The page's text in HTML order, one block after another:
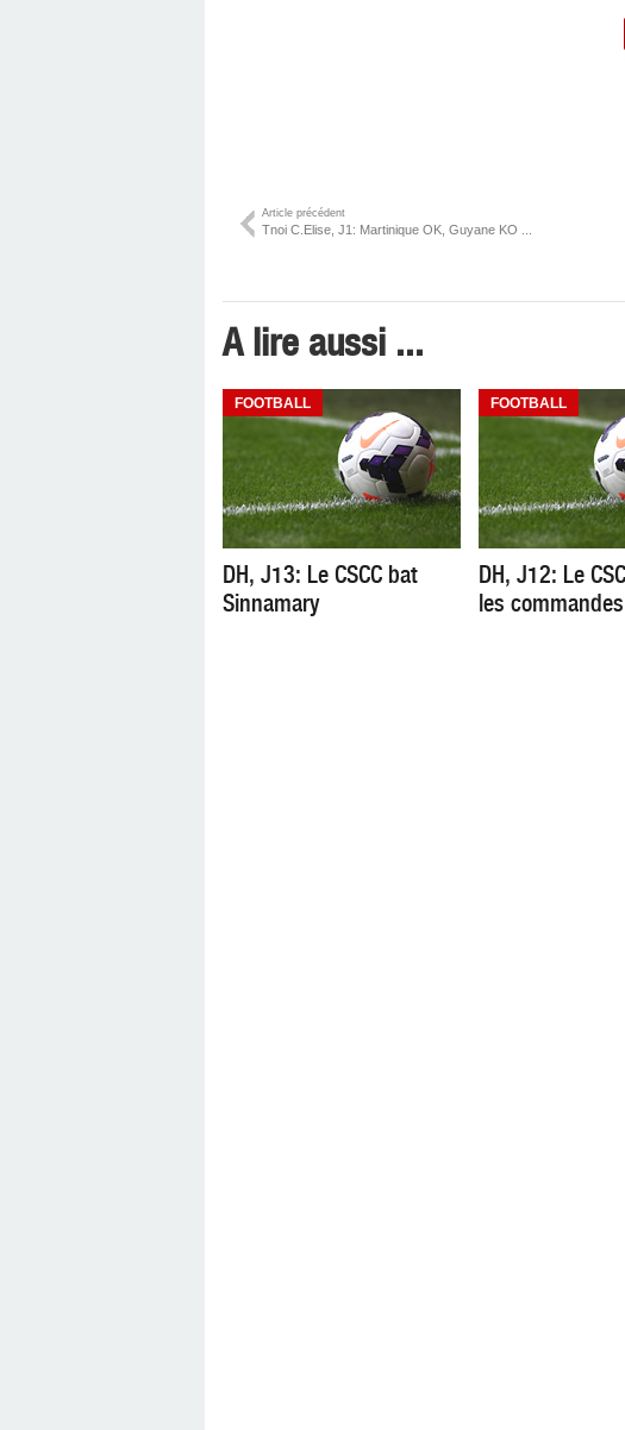
Article précédent
Tnoi C.Elise, J1: Martinique OK, Guyane KO ...
A lire aussi ...
FOOTBALL
DH, J13: Le CSCC bat
Sinnamary
FOOTBALL
DH, J12: Le
les commandes